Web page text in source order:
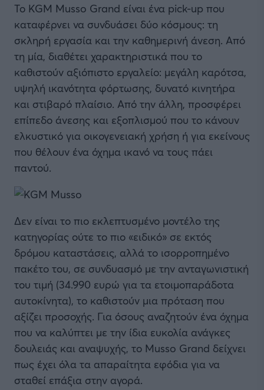
Το KGM Musso Grand είναι ένα pick-up που
καταφέρνει να συνδυάσει δύο κόσμους: τη
σκληρή εργασία και την καθημερινή άνεση. Από
τη μία, διαθέτει χαρακτηριστικά που το
καθιστούν αξιόπιστο εργαλείο: μεγάλη καρότσα,
υψηλή ικανότητα φόρτωσης, δυνατό κινητήρα
και στιβαρό πλαίσιο. Από την άλλη, προσφέρει
επίπεδο άνεσης και εξοπλισμού που το κάνουν
ελκυστικό για οικογενειακή χρήση ή για εκείνους
που θέλουν ένα όχημα ικανό να τους πάει
παντού.
Δεν είναι το πιο εκλεπτυσμένο μοντέλο της
κατηγορίας ούτε το πιο «ειδικό» σε εκτός
δρόμου καταστάσεις, αλλά το ισορροπημένο
πακέτο του, σε συνδυασμό με την ανταγωνιστική
του τιμή (34.990 ευρώ για τα ετοιμοπαράδοτα
αυτοκίνητα), το καθιστούν μια πρόταση που
αξίζει προσοχής. Για όσους αναζητούν ένα όχημα
που να καλύπτει με την ίδια ευκολία ανάγκες
δουλειάς και αναψυχής, το Musso Grand δείχνει
πως έχει όλα τα απαραίτητα εφόδια για να
σταθεί επάξια στην αγορά.